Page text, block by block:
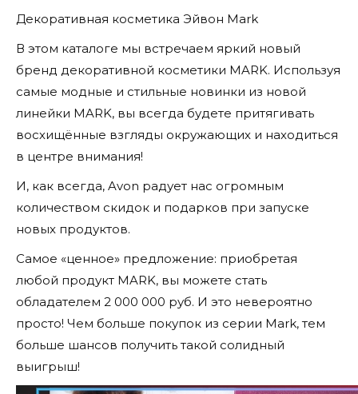
Декоративная косметика Эйвон Mark
В этом каталоге мы встречаем яркий новый
бренд декоративной косметики MARK. Используя
самые модные и стильные новинки из новой
линейки MARK, вы всегда будете притягивать
восхищённые взгляды окружающих и находиться
в центре внимания!
И, как всегда, Avon радует нас огромным
количеством скидок и подарков при запуске
новых продуктов.
Самое «ценное» предложение: приобретая
любой продукт MARK, вы можете стать
обладателем 2 000 000 руб. И это невероятно
просто! Чем больше покупок из серии Маrk, тем
больше шансов получить такой солидный
выигрыш!